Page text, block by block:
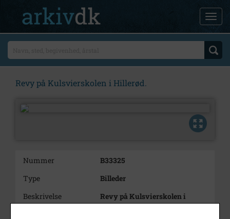
Revy på Kulsvierskolen i Hillerød.
Nummer
B33325
Type
Billeder
Beskrivelse
Revy på Kulsvierskolen i
Hillerød.